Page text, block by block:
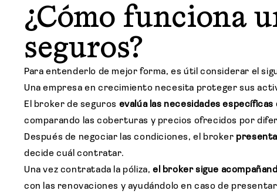
¿Cómo funciona
seguros?
Para entenderlo de mejor forma, es útil considerar el
Una empresa en crecimiento necesita proteger sus
El broker de seguros evalúa las necesidades específicas
comparando las coberturas y precios ofrecidos por
Después de negociar las condiciones, el broker
decide cuál contratar.
Una vez contratada la póliza, el broker sigue
con las renovaciones y ayudándolo en caso de